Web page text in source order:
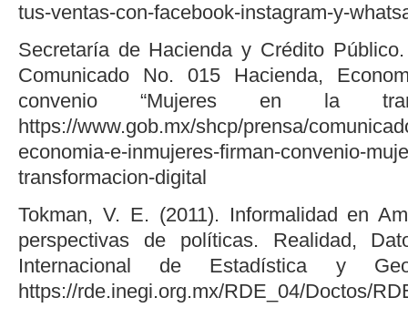
tus-ventas-con-facebook-instagram-y-
Secretaría de Hacienda y Crédito
Comunicado No. 015 Hacienda,
convenio “Mujeres en la
https://www.gob.mx/shcp/prensa/
economia-e-inmujeres-firman-convenio-
transformacion-digital
Tokman, V. E. (2011). Informalidad en
perspectivas de políticas. Realidad,
Internacional de Estadística y
https://rde.inegi.org.mx/RDE_04/Doctos/